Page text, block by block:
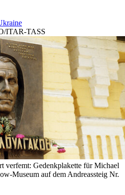
ITAR-TASS
verfemt: Gedenkplakette für Michael
Museum auf dem Andreassteig Nr.